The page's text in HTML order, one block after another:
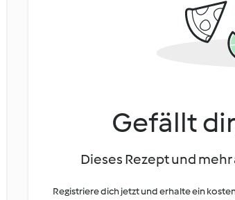
Gefällt
Dieses Rezept und
Registriere dich jetzt und erhalte ein